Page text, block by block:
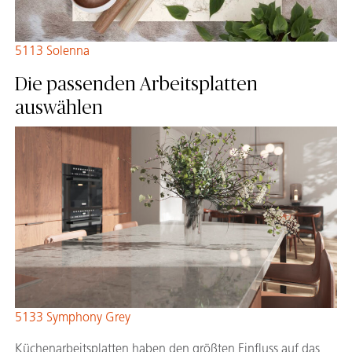
5113 Solenna
Die passenden Arbeitsplatten
auswählen
5133 Symphony Grey
Küchenarbeitsplatten haben den größten Einfluss auf das